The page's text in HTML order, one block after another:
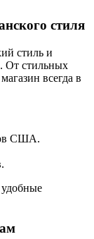
стиля
стиль и
От стильных
всегда в
США.